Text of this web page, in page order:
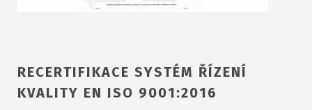
RECERTIFIKACE SYSTÉM ŘÍZENÍ
KVALITY EN ISO 9001:2016